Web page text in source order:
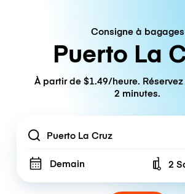
Consigne à bagages
Puerto La
À partir de $1.49/heure.
2 minutes.
Location
Demain 2